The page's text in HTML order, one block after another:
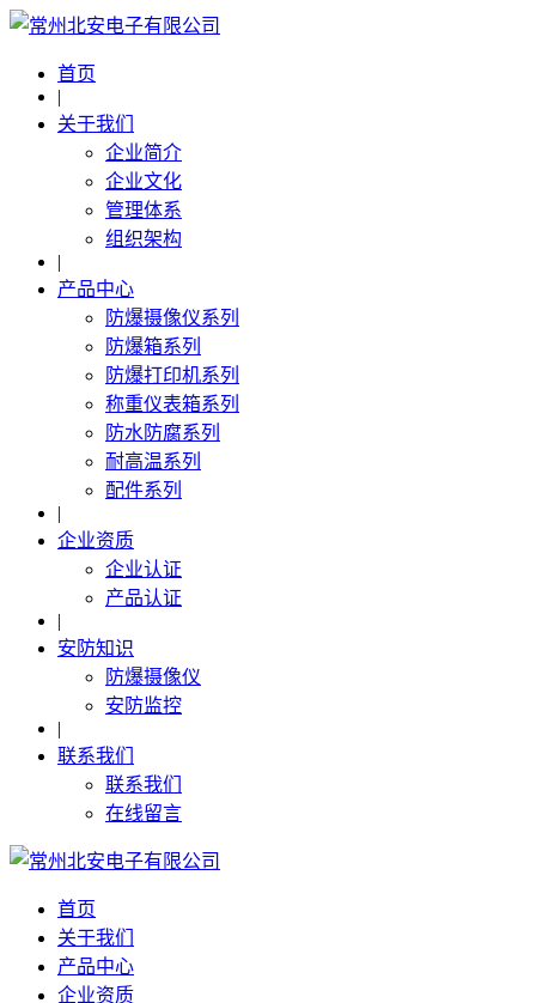
首页
|
关于我们
企业简介
企业文化
管理体系
组织架构
|
产品中心
防爆摄像仪系列
防爆箱系列
防爆打印机系列
称重仪表箱系列
防水防腐系列
耐高温系列
配件系列
|
企业资质
企业认证
产品认证
|
安防知识
防爆摄像仪
安防监控
|
联系我们
联系我们
在线留言
首页
关于我们
产品中心
企业资质